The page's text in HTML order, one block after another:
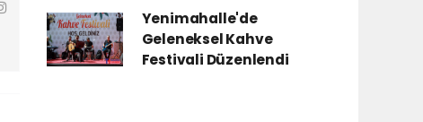
Yenimahalle'de
Geleneksel Kahve
Festivali Düzenlendi